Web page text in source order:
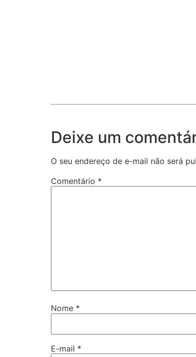
Deixe um
O seu endereço de e-mail não será
Comentário *
Nome *
E-mail *